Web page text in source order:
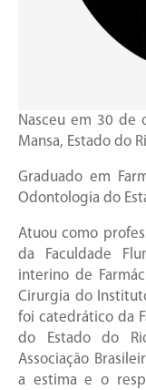
Nasceu em 30 de
Mansa, Estado do
Graduado em
Odontologia do
Atuou como
da Faculdade
interino de
Cirurgia do
foi catedrático da
do Estado do
Associação
a estima e o